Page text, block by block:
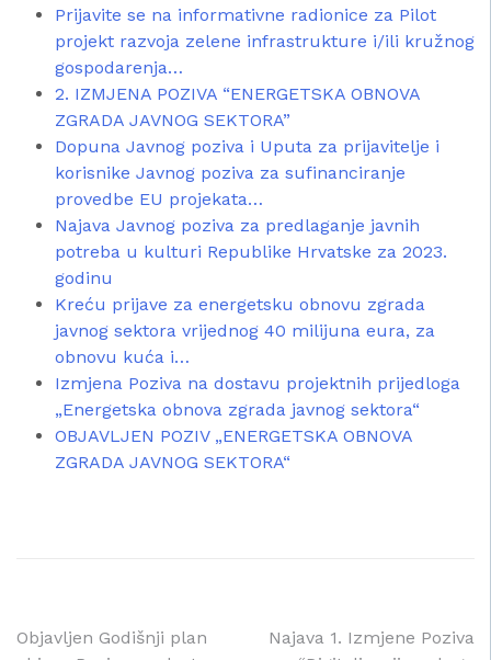
Prijavite se na informativne radionice za Pilot
projekt razvoja zelene infrastrukture i/ili kružnog
gospodarenja…
2. IZMJENA POZIVA “ENERGETSKA OBNOVA
ZGRADA JAVNOG SEKTORA”
Dopuna Javnog poziva i Uputa za prijavitelje i
korisnike Javnog poziva za sufinanciranje
provedbe EU projekata…
Najava Javnog poziva za predlaganje javnih
potreba u kulturi Republike Hrvatske za 2023.
godinu
Kreću prijave za energetsku obnovu zgrada
javnog sektora vrijednog 40 milijuna eura, za
obnovu kuća i…
Izmjena Poziva na dostavu projektnih prijedloga
„Energetska obnova zgrada javnog sektora“
OBJAVLJEN POZIV „ENERGETSKA OBNOVA
ZGRADA JAVNOG SEKTORA“
Navigacija
Objavljen Godišnji plan
Najava 1. Izmjene Poziva